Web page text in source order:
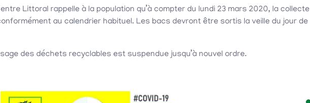
Littoral rappelle à la population qu’à compter du lundi 23 mars 2020, la collecte
au calendrier habituel. Les bacs devront être sortis la veille du jour de
des déchets recyclables est suspendue jusqu’à nouvel ordre.